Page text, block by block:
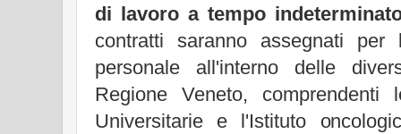
di lavoro a tempo
contratti saranno assegnati per
personale all'interno delle
Regione Veneto, comprendenti
Universitarie e l'Istituto